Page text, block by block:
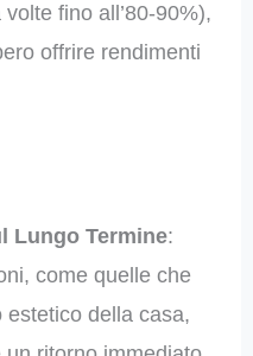
fino all’80-90%),
offrire rendimenti
Lungo Termine:
come quelle che
estetico della casa,